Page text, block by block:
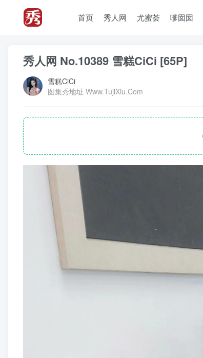
首页 秀人网 尤蜜荟 嗲囡囡
秀人网 No.10389 雪糕CiCi [65P]
雪糕CiCi
图集秀地址 Www.TujiXiu.Com